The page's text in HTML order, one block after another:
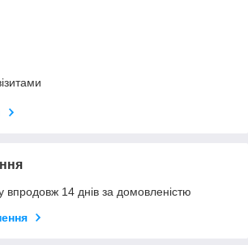
впродовж 14 днів за домовленістю